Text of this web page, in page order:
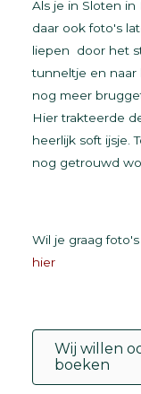
Als je in Sloten
daar ook foto's
liepen door het
tunneltje en naar
nog meer
Hier trakteerde
heerlijk soft ijsje.
nog getrouwd
Wil je graag
hier
Wij willen
boeken